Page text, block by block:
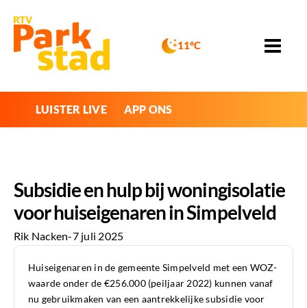
11°C
LUISTER LIVE APP ONS
Subsidie en hulp bij woningisolatie
voor huiseigenaren in Simpelveld
Rik Nacken-7 juli 2025
Huiseigenaren in de gemeente Simpelveld met een WOZ-
waarde onder de €256.000 (peiljaar 2022) kunnen vanaf
nu gebruikmaken van een aantrekkelijke subsidie voor